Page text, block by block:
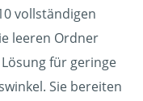
vollständigen
leeren Ordner
für geringe
Sie bereiten